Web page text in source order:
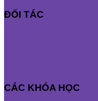
ĐỐI TÁC
CÁC KHÓA HỌC